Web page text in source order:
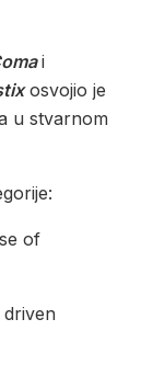
i
osvojio je
u stvarnom
of
driven